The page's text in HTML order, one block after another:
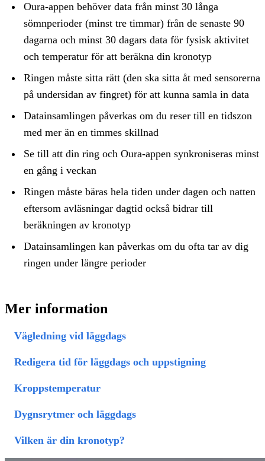
Oura-appen behöver data från minst 30 långa
sömnperioder (minst tre timmar) från de senaste 90
dagarna och minst 30 dagars data för fysisk aktivitet
och temperatur för att beräkna din kronotyp
Ringen måste sitta rätt (den ska sitta åt med sensorerna
på undersidan av fingret) för att kunna samla in data
Datainsamlingen påverkas om du reser till en tidszon
med mer än en timmes skillnad
Se till att din ring och Oura-appen synkroniseras minst
en gång i veckan
Ringen måste bäras hela tiden under dagen och natten
eftersom avläsningar dagtid också bidrar till
beräkningen av kronotyp
Datainsamlingen kan påverkas om du ofta tar av dig
ringen under längre perioder
Mer information
Vägledning vid läggdags
Redigera tid för läggdags och uppstigning
Kroppstemperatur
Dygnsrytmer och läggdags
Vilken är din kronotyp?